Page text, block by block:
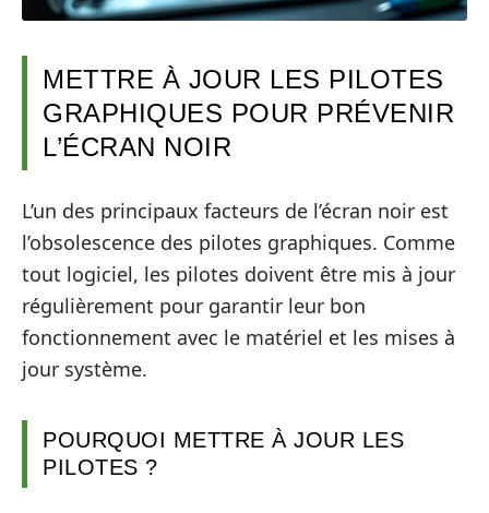
METTRE À JOUR LES PILOTES
GRAPHIQUES POUR PRÉVENIR
L’ÉCRAN NOIR
L’un des principaux facteurs de l’écran noir est
l’obsolescence des pilotes graphiques. Comme
tout logiciel, les pilotes doivent être mis à jour
régulièrement pour garantir leur bon
fonctionnement avec le matériel et les mises à
jour système.
POURQUOI METTRE À JOUR LES
PILOTES ?